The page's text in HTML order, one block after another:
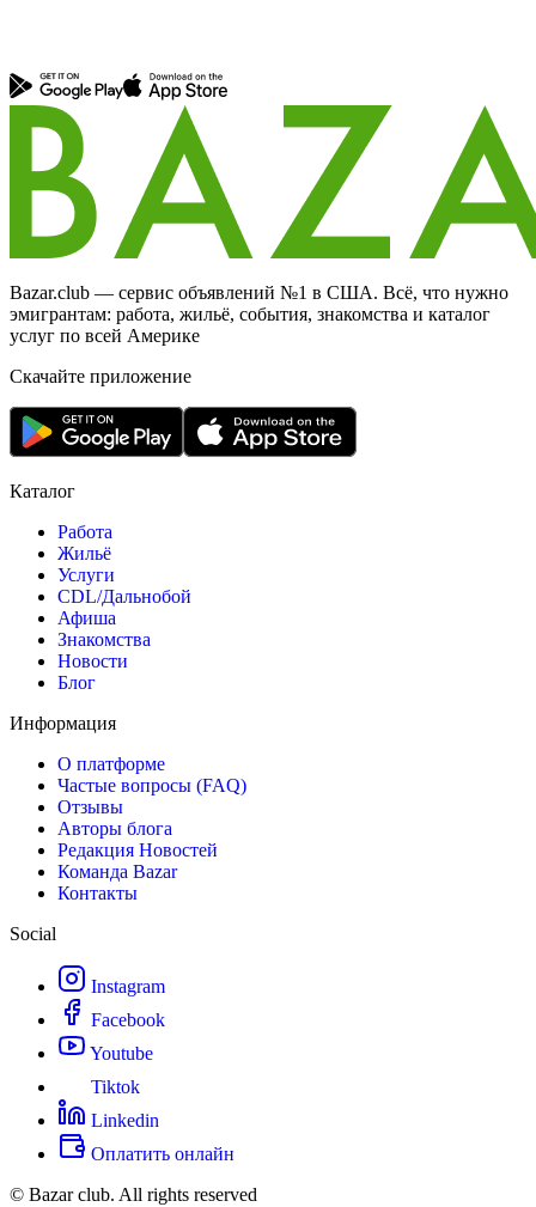
Bazar.club — сервис объявлений №1 в США. Всё, что нужно
эмигрантам: работа, жильё, события, знакомства и каталог
услуг по всей Америке
Скачайте приложение
Каталог
Работа
Жильё
Услуги
CDL/Дальнобой
Афиша
Знакомства
Новости
Блог
Информация
О платформе
Частые вопросы (FAQ)
Отзывы
Авторы блога
Редакция Новостей
Команда Bazar
Контакты
Social
Instagram
Facebook
Youtube
Tiktok
Linkedin
Оплатить онлайн
© Bazar club. All rights reserved